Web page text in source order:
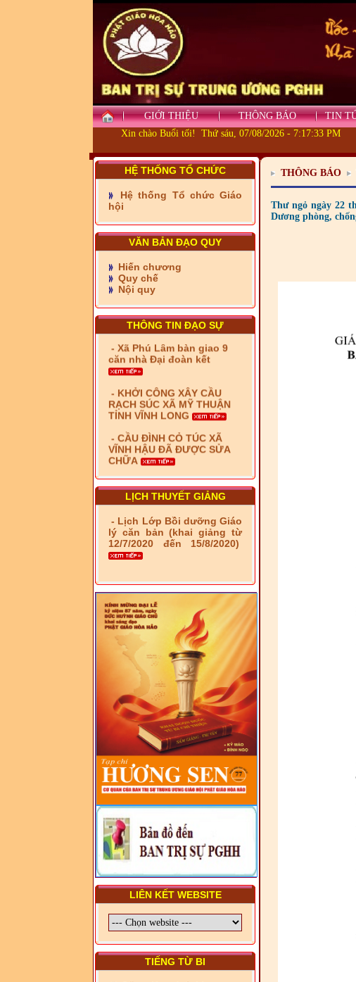
GIỚI THIỆU THÔNG BÁO TIN
Xin chào Buổi tối! Thứ sáu, 07/08/2026 - 7:17:34 PM
HỆ THỐNG TỔ CHỨC
Hệ thống Tổ chức Giáo
hội
VĂN BẢN ĐẠO QUY
Hiến chương
Quy chế
Nội quy
THÔNG TIN ĐẠO SỰ
- Những tấm lòng thiện
nguyện vùng biên
PHƯỚC TỈNH ĐỒNG NAI
TIẾP SỨC ĐẾN TRƯỜNG
- Xã Châu Phú khánh
thành cầu Kênh 7 - Nam
kênh Quốc Gia
- Xã Phú Lâm bàn giao 9
căn nhà Đại đoàn kết
- KHỞI CÔNG XÂY CẦU
RẠCH SÚC XÃ MỸ THUẬN
TỈNH VĨNH LONG
- CẦU ĐÌNH CỎ TÚC XÃ
VĨNH HẬU ĐÃ ĐƯỢC SỬA
CHỮA
- Bàn giao 10 căn nhà Đại
đoàn kết cho hộ có hoàn
cảnh khó khăn tại xã Tây
Yên
- LỄ RA QUÂN DẬM VÁ,
SỬA CHỮA LỘ GIAO
THÔNG NÔNG THÔN (XÃ
PHÚ THỌ)
PHÁP LUẬT VIỆT NAM VÀ
HIẾN CHƯƠNG GIÁO HỘI
PGHH NHIỆM KỲ VI (2024-
2029) CHO TRỊ SỰ VIÊN
TRUNG ƯƠNG, BAN ĐẠI
DIỆN TỈNH VÀ GIÁO LÝ
VIÊN - CHUYÊN ĐỀ: NHỮNG
VẤN ĐỀ CHUNG VỀ PHÁP
LUẬT VÀ HỆ THỐNG PHÁP
LUẬT VIỆT NAM
- LỚP TẬP HUẤN LỊCH SỬ,
PHÁP LUẬT VIỆT NAM VÀ
HIẾN CHƯƠNG GIÁO HỘI
PGHH NHIỆM KỲ VI (2024-
2029) CHO TRỊ SỰ VIÊN
TRUNG ƯƠNG, BAN ĐẠI
DIỆN TỈNH VÀ GIÁO LÝ
VIÊN - CHUYÊN ĐỀ: SỰ RA
ĐỜI, BẢN CHẤT, CHỨC
NĂNG VÀ HÌNH THỨC CỦA
NƯỚC CHXHCN VIỆT NAM
LỊCH THUYẾT GIẢNG
- Lịch Lớp Bồi dưỡng Giáo
lý căn bản (khai giảng từ
12/7/2020 đến 15/8/2020)
LIÊN KẾT WEBSITE
TIẾNG TỪ BI
THÔNG BÁO
Thư ngỏ ngày 22
Dương phòng,